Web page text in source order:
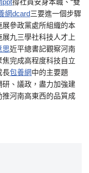
ppt撐社員安身本職、“雙
網dcard三要進一個步驟
展參政黨處所組織的本
九三學社科技人才上
思近平總書記觀察河南
完成高程度科技自立
長包養網中的主要題
、議政，盡力加強建
河南高東西的品質成